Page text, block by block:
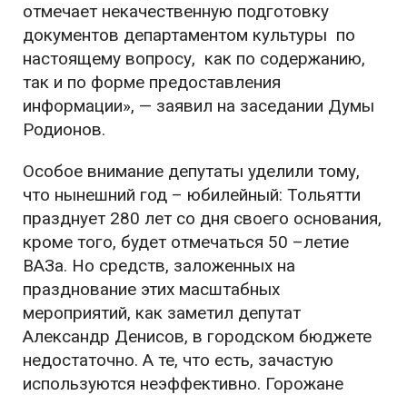
отмечает некачественную подготовку
документов департаментом культуры по
настоящему вопросу, как по содержанию,
так и по форме предоставления
информации», — заявил на заседании Думы
Родионов.
Особое внимание депутаты уделили тому,
что нынешний год – юбилейный: Тольятти
празднует 280 лет со дня своего основания,
кроме того, будет отмечаться 50 –летие
ВАЗа. Но средств, заложенных на
празднование этих масштабных
мероприятий, как заметил депутат
Александр Денисов, в городском бюджете
недостаточно. А те, что есть, зачастую
используются неэффективно. Горожане